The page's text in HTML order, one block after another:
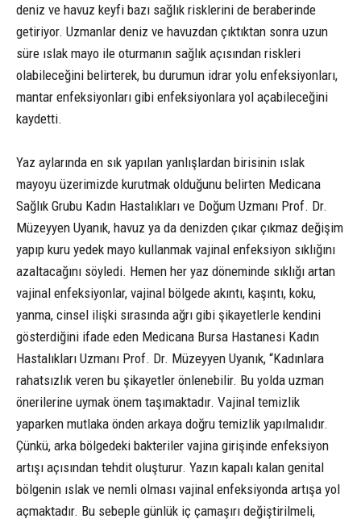
deniz ve havuz keyfi bazı sağlık risklerini de beraberinde
getiriyor. Uzmanlar deniz ve havuzdan çıktıktan sonra uzun
süre ıslak mayo ile oturmanın sağlık açısından riskleri
olabileceğini belirterek, bu durumun idrar yolu enfeksiyonları,
mantar enfeksiyonları gibi enfeksiyonlara yol açabileceğini
kaydetti.
Yaz aylarında en sık yapılan yanlışlardan birisinin ıslak
mayoyu üzerimizde kurutmak olduğunu belirten Medicana
Sağlık Grubu Kadın Hastalıkları ve Doğum Uzmanı Prof. Dr.
Müzeyyen Uyanık, havuz ya da denizden çıkar çıkmaz değişim
yapıp kuru yedek mayo kullanmak vajinal enfeksiyon sıklığını
azaltacağını söyledi. Hemen her yaz döneminde sıklığı artan
vajinal enfeksiyonlar, vajinal bölgede akıntı, kaşıntı, koku,
yanma, cinsel ilişki sırasında ağrı gibi şikayetlerle kendini
gösterdiğini ifade eden Medicana Bursa Hastanesi Kadın
Hastalıkları Uzmanı Prof. Dr. Müzeyyen Uyanık, “Kadınlara
rahatsızlık veren bu şikayetler önlenebilir. Bu yolda uzman
önerilerine uymak önem taşımaktadır. Vajinal temizlik
yaparken mutlaka önden arkaya doğru temizlik yapılmalıdır.
Çünkü, arka bölgedeki bakteriler vajina girişinde enfeksiyon
artışı açısından tehdit oluşturur. Yazın kapalı kalan genital
bölgenin ıslak ve nemli olması vajinal enfeksiyonda artışa yol
açmaktadır. Bu sebeple günlük iç çamaşırı değiştirilmeli,